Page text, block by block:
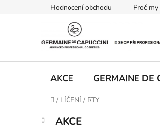
Hodnocení obchodu Proč my
AKCE GERMAINE DE
Domů
/ LÍČENÍ / RTY
PPřeskočit
kategorie
K
a
AKCE